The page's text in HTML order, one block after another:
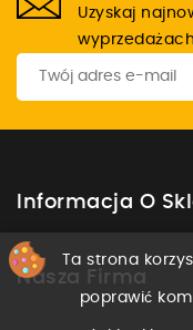
Uzyskaj
Informacja O
Nasza Firma
Ta strona
poprawić